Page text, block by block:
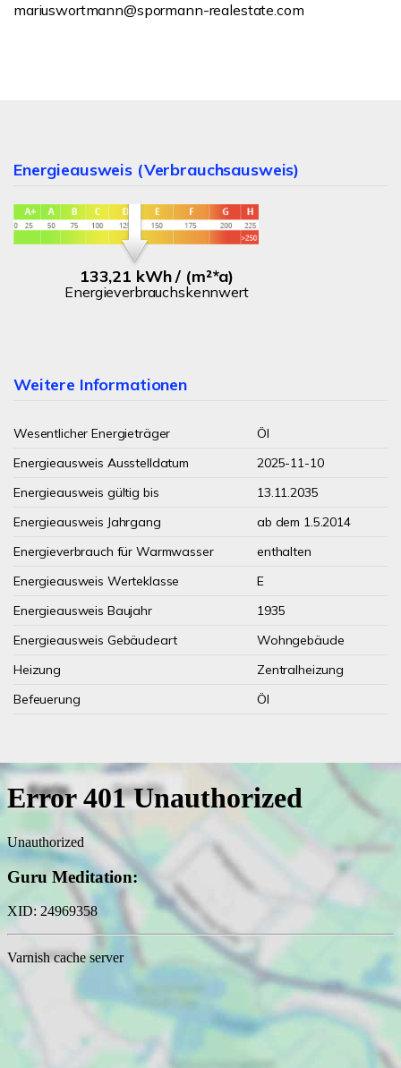
mariuswortmann@spormann-realestate.com
Energieausweis (Verbrauchsausweis)
133,21 kWh / (m²*a)
Energieverbrauchskennwert
Weitere Informationen
Wesentlicher Energieträger
Öl
Energieausweis Ausstelldatum
2025-11-10
Energieausweis gültig bis
13.11.2035
Energieausweis Jahrgang
ab dem 1.5.2014
Energieverbrauch für Warmwasser
enthalten
Energieausweis Werteklasse
E
Energieausweis Baujahr
1935
Energieausweis Gebäudeart
Wohngebäude
Heizung
Zentralheizung
Befeuerung
Öl